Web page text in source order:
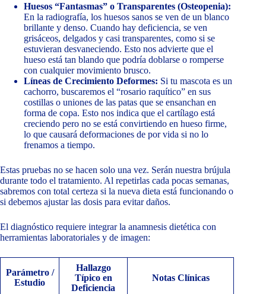
Huesos “Fantasmas” o Transparentes (Osteopenia):
En la radiografía, los huesos sanos se ven de un blanco
brillante y denso. Cuando hay deficiencia, se ven
grisáceos, delgados y casi transparentes, como si se
estuvieran desvaneciendo. Esto nos advierte que el
hueso está tan blando que podría doblarse o romperse
con cualquier movimiento brusco.
Líneas de Crecimiento Deformes: Si tu mascota es un
cachorro, buscaremos el “rosario raquítico” en sus
costillas o uniones de las patas que se ensanchan en
forma de copa. Esto nos indica que el cartílago está
creciendo pero no se está convirtiendo en hueso firme,
lo que causará deformaciones de por vida si no lo
frenamos a tiempo.
Estas pruebas no se hacen solo una vez. Serán nuestra brújula
durante todo el tratamiento. Al repetirlas cada pocas semanas,
sabremos con total certeza si la nueva dieta está funcionando o
si debemos ajustar las dosis para evitar daños.
El diagnóstico requiere integrar la anamnesis dietética con
herramientas laboratoriales y de imagen:
Parámetro /
Estudio
Hallazgo
Típico en
Deficiencia
Notas Clínicas